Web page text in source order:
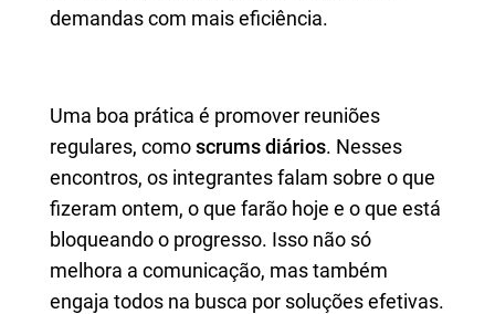
demandas com mais eficiência.
Uma boa prática é promover reuniões
regulares, comoscrums diários. Nesses
encontros, os integrantes falam sobre o que
fizeram ontem, o que farão hoje e o que está
bloqueando o progresso. Isso não só
melhora a comunicação, mas também
engaja todos na busca por soluções efetivas.